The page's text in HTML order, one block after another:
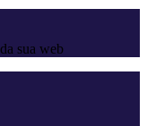
sua web